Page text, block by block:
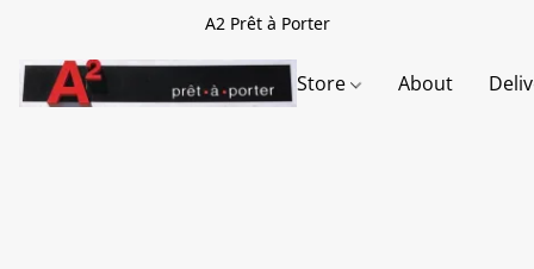
A2 Prêt à Porter
Store About